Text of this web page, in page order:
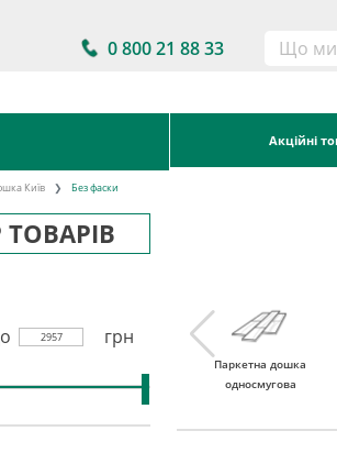
0 800 21 88 33
Акційні
Київ Без фаски
ТОВАРІВ
2957 грн
дошку
Паркетна дошка
односмугова